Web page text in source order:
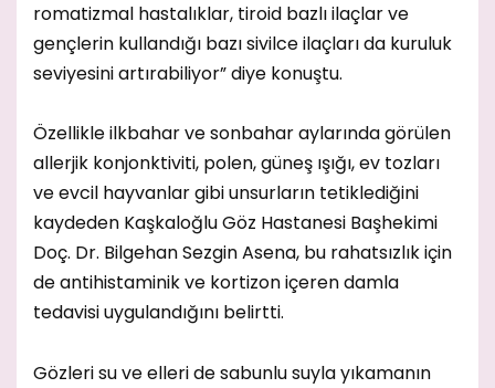
romatizmal hastalıklar, tiroid bazlı ilaçlar ve
gençlerin kullandığı bazı sivilce ilaçları da kuruluk
seviyesini artırabiliyor” diye konuştu.
Özellikle ilkbahar ve sonbahar aylarında görülen
allerjik konjonktiviti, polen, güneş ışığı, ev tozları
ve evcil hayvanlar gibi unsurların tetiklediğini
kaydeden Kaşkaloğlu Göz Hastanesi Başhekimi
Doç. Dr. Bilgehan Sezgin Asena, bu rahatsızlık için
de antihistaminik ve kortizon içeren damla
tedavisi uygulandığını belirtti.
Gözleri su ve elleri de sabunlu suyla yıkamanın